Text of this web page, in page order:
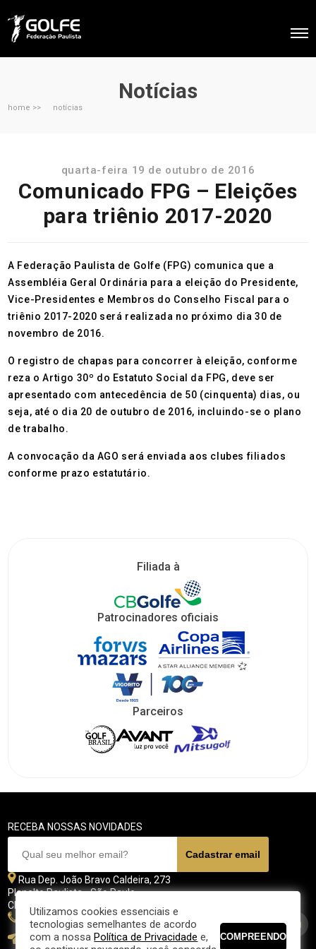
Notícias
home >> notícias
quarta-feira 19 de outubro de 2016
Comunicado FPG – Eleições
para triênio 2017-2020
A Federação Paulista de Golfe (FPG) comunica que a
Assembléia Geral Ordinária para a eleição do Presidente,
Vice-Presidentes e Membros do Conselho Fiscal para o
triênio 2017-2020 será realizada no próximo dia 30 de
novembro de 2016.
O registro de chapas para concorrer à eleição, conforme
reza o Artigo 30º do Estatuto Social da FPG, deve ser
apresentado com antecedência de 50 (cinquenta) dias, ou
seja, até o dia 20 de outubro de 2016, incluindo-se o plano
de trabalho.
A convocação da AGO será enviada aos clubes filiados
conforme prazo estatutário.
Filiada à
Patrocinadores oficiais
Parceiros
RECEBA NOSSAS NOVIDADES
Rua Dep. João Bravo Caldeira, 273
Planalto Paulista - São Paulo
CEP 04071 - 045
11 5070-4700
fpgolfe@fpgolfe.com.br
Utilizamos cookies essenciais e
tecnologias semelhantes de acordo
com a nossaPolítica de Privacidade e,